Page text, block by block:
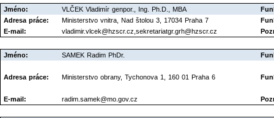
Jméno: VLČEK Vladimír genpor., Ing. Ph.D., MBA
Adresa práce:
Ministerstvo vnitra, Nad štolou 3, 17034 Praha 7
E-mail:
vladimir.vlcek@hzscr.cz,sekretariatgr.grh@hzscr.cz
Jméno: SAMEK Radim PhDr.
Adresa práce: Ministerstvo obrany, Tychonova 1, 160 01 Praha 6
E-mail: radim.samek@mo.gov.cz